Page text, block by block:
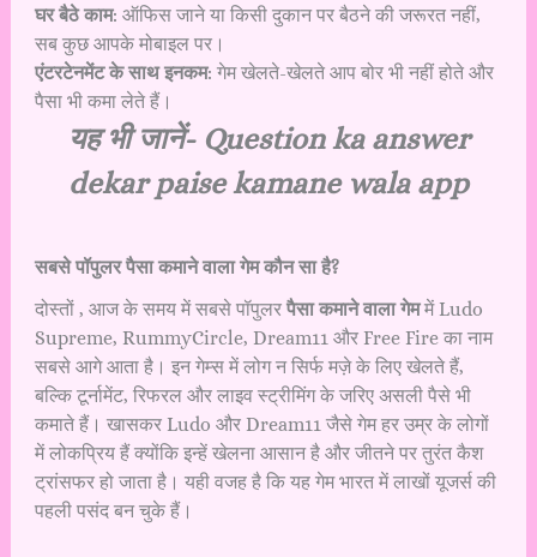
घर बैठे काम: ऑफिस जाने या किसी दुकान पर बैठने की जरूरत नहीं,
सब कुछ आपके मोबाइल पर।
एंटरटेनमेंट के साथ इनकम: गेम खेलते-खेलते आप बोर भी नहीं होते और
पैसा भी कमा लेते हैं।
यह भी जानें- Question ka answer
dekar paise kamane wala app
सबसे पॉपुलर पैसा कमाने वाला गेम कौन सा है?
दोस्तों , आज के समय में सबसे पॉपुलर पैसा कमाने वाला गेममें Ludo
Supreme, RummyCircle, Dream11 और Free Fire का नाम
सबसे आगे आता है। इन गेम्स में लोग न सिर्फ मज़े के लिए खेलते हैं,
बल्कि टूर्नामेंट, रिफरल और लाइव स्ट्रीमिंग के जरिए असली पैसे भी
कमाते हैं। खासकर Ludo और Dream11 जैसे गेम हर उम्र के लोगों
में लोकप्रिय हैं क्योंकि इन्हें खेलना आसान है और जीतने पर तुरंत कैश
ट्रांसफर हो जाता है। यही वजह है कि यह गेम भारत में लाखों यूजर्स की
पहली पसंद बन चुके हैं।